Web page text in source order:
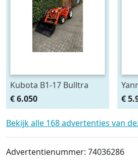
Kubota B1-17 Bulltra
met voorlader, al vanaf €
99,- per
€ 6.050
per
€
Bekijk alle 168 advertenties van
Advertentienummer: 74036286